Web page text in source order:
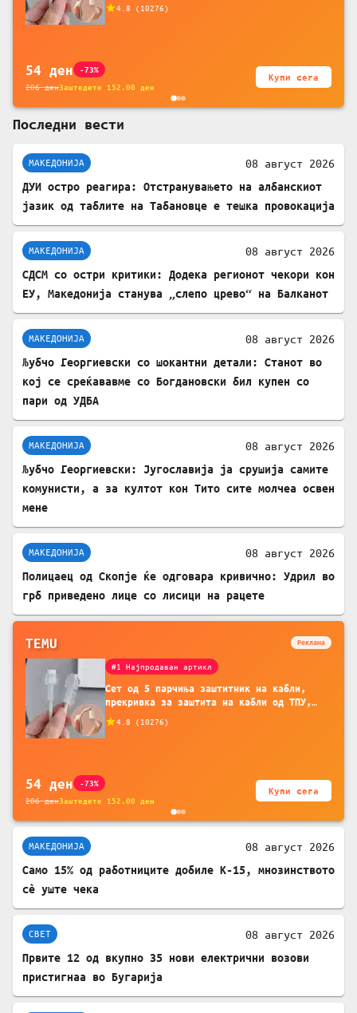
батерија, за мобилни телефони, комплет
4.8 ( 10276)
54 ден -73%
206денЗаштедете 152.00 ден
Купи сега
Последни вести
МАКЕДОНИЈА 08 август 2026
ДУИ остро реагира: Отстранувањето на албанскиот
јазик од таблите на Табановце е тешка провокација
МАКЕДОНИЈА 08 август 2026
СДСМ со остри критики: Додека регионот чекори кон
ЕУ, Македонија станува „слепо црево“ на Балканот
МАКЕДОНИЈА 08 август 2026
Љубчо Георгиевски со шокантни детали: Станот во
кој се среќававме со Богдановски бил купен со
пари од УДБА
МАКЕДОНИЈА 08 август 2026
Љубчо Георгиевски: Југославија ја срушија самите
комунисти, а за култот кон Тито сите молчеа освен
мене
МАКЕДОНИЈА 08 август 2026
Полицаец од Скопје ќе одговара кривично: Удрил во
грб приведено лице со лисици на рацете
TEMU Реклама
#1 Најпродаван артикл
Сет од 5 парчиња заштитник на кабли,
прекривка за заштита на кабли од ТПУ,
батерија, за мобилни телефони, комплет
4.8 ( 10276)
54 ден -73%
206денЗаштедете 152.00 ден
Купи сега
МАКЕДОНИЈА 08 август 2026
Само 15% од работниците добиле К-15, мнозинството
сè уште чека
СВЕТ 08 август 2026
Првите 12 од вкупно 35 нови електрични возови
пристигнаа во Бугарија